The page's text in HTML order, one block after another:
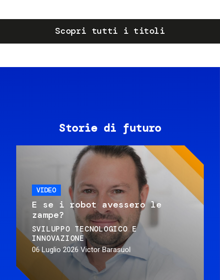
Scopri tutti i titoli
Storie di futuro
VIDEO
E se i robot avessero le
zampe?
SVILUPPO TECNOLOGICO E
INNOVAZIONE
06 Luglio 2026 Victor Barasuol